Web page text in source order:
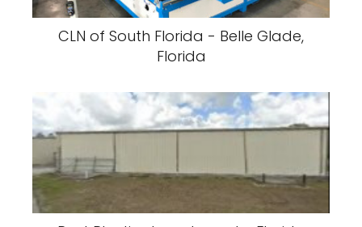
CLN of South Florida - Belle Glade,
Florida